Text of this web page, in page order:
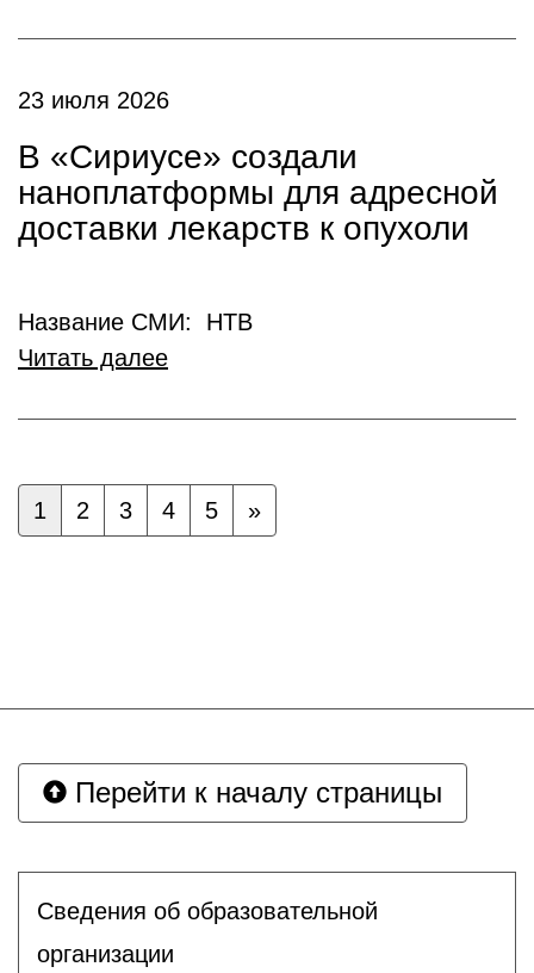
23 июля 2026
В «Сириусе» создали
наноплатформы для адресной
доставки лекарств к опухоли
Название СМИ: НТВ
Читать далее
1 2 3 4 5 »
Перейти к началу страницы
Сведения об образовательной
организации